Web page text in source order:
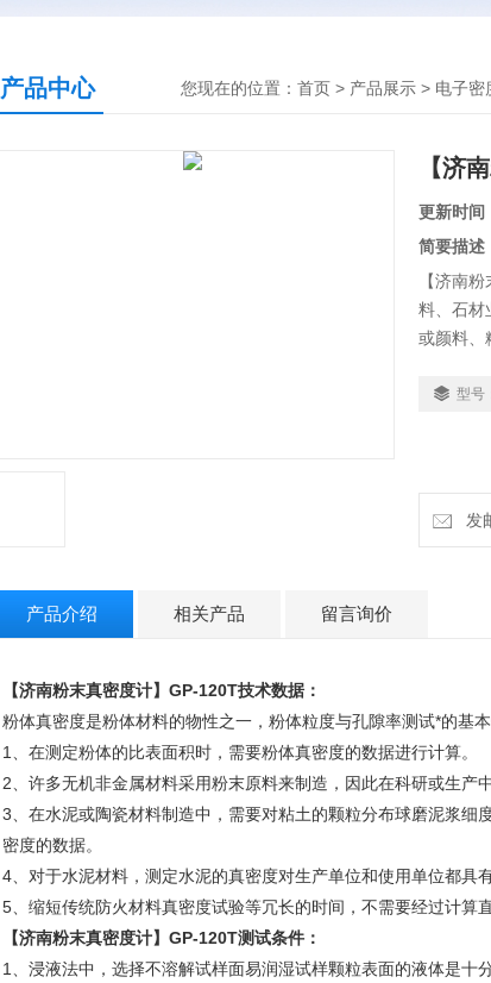
产品中心 您现在的位置： 首页 > 产品展示 > 电子密
【济
更新时间
简要描述
【济南
料、石材
或颜料、
型号
发
产品介绍 相关产品 留言询价
【济南粉末真密度计】GP-120T技术数据：
粉体真密度是粉体材料的物性之一，粉体粒度与孔隙率测试*的基本
1、在测定粉体的比表面积时，需要粉体真密度的数据进行计算。
2、许多无机非金属材料采用粉末原料来制造，因此在科研或生产
3、在水泥或陶瓷材料制造中，需要对粘土的颗粒分布球磨泥浆细
密度的数据。
4、对于水泥材料，测定水泥的真密度对生产单位和使用单位都具
5、缩短传统防火材料真密度试验等冗长的时间，不需要经过计算
【济南粉末真密度计】GP-120T测试条件：
1、浸液法中，选择不溶解试样面易润湿试样颗粒表面的液体是十分